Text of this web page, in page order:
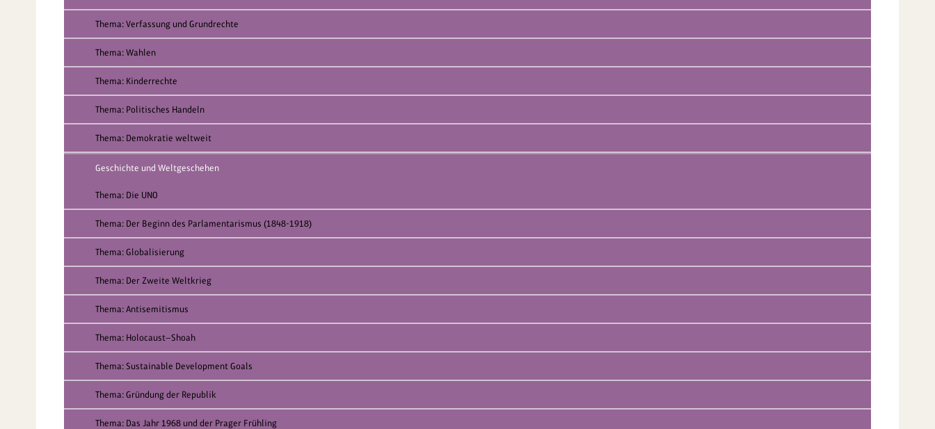
Thema: Verfassung und Grundrechte
Thema: Wahlen
Thema: Kinderrechte
Thema: Politisches Handeln
Thema: Demokratie weltweit
Geschichte und Weltgeschehen
Thema: Die UNO
Thema: Der Beginn des Parlamentarismus (1848-1918)
Thema: Globalisierung
Thema: Der Zweite Weltkrieg
Thema: Antisemitismus
Thema: Holocaust—Shoah
Thema: Sustainable Development Goals
Thema: Gründung der Republik
Thema: Das Jahr 1968 und der Prager Frühling